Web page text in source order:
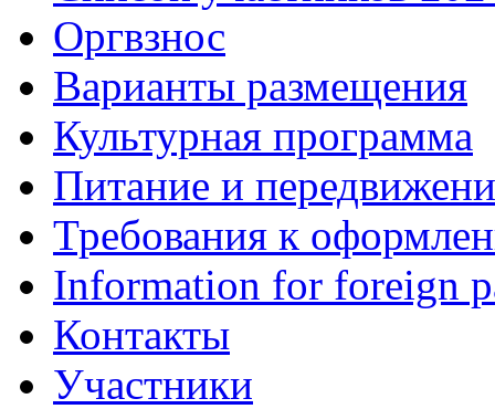
Оргвзнос
Варианты размещения
Культурная программа
Питание и
Требования к
Information for foreign
Контакты
Участники